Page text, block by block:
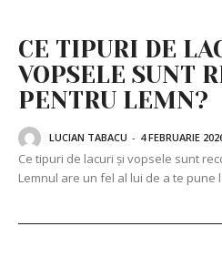
CE TIPURI DE
VOPSELE SUNT
PENTRU LEMN?
LUCIAN TABACU - 4 FEBRUARIE
Ce tipuri de lacuri și vopsele sunt
Lemnul are un fel al lui de a te pune